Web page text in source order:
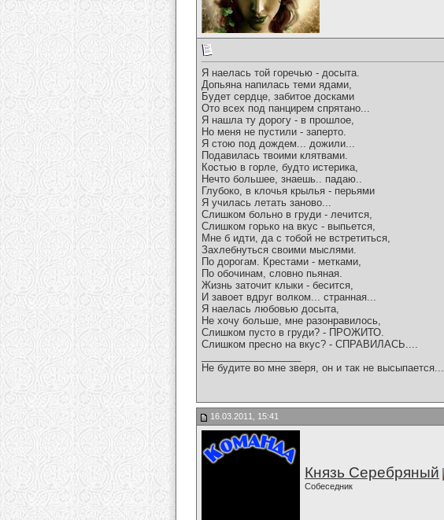
Я наелась той горечью - досыта.
Допьяна напилась теми ядами,
Будет сердце, забитое досками
Ото всех под панцирем спрятано...
Я нашла ту дорогу - в прошлое,
Но меня не пустили - заперто.
Я стою под дождем... дожили...
Подавилась твоими клятвами.
Костью в горле, будто истерика,
Нечто большее, знаешь.. падаю..
Глубоко, в клочья крылья - перьями
Я училась летать заново...
Слишком больно в груди - лечится,
Слишком горько на вкус - выпьется,
Мне б идти, да с тобой не встретиться,
Захлебнуться своими мыслями.
По дорогам. Крестами - метками,
По обочинам, словно пьяная.
Жизнь заточит клыки - бесится,
И завоет вдруг волком... странная...
Я наелась любовью досыта,
Не хочу больше, мне разонравилось,
Слишком пусто в груди? - ПРОЖИТО.
Слишком пресно на вкус? - СПРАВИЛАСЬ....
Не будите во мне зверя, он и так не высыпается...
16.03.2011, 15:41
Князь Серебряный
Собеседник